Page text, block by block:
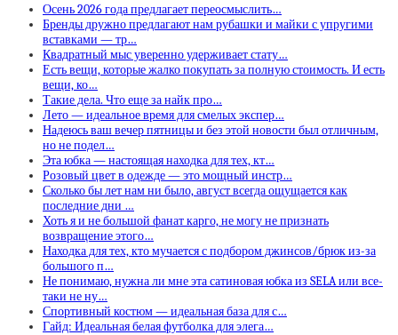
Осень 2026 года предлагает переосмыслить…
Бренды дружно предлагают нам рубашки и майки с упругими
вставками — тр…
Квадратный мыс уверенно удерживает стату…
Есть вещи, которые жалко покупать за полную стоимость. И есть
вещи, ко…
Такие дела. Что еще за найк про…
Лето — идеальное время для смелых экспер…
Надеюсь ваш вечер пятницы и без этой новости был отличным,
но не подел…
Эта юбка — настоящая находка для тех, кт…
Розовый цвет в одежде — это мощный инстр…
Сколько бы лет нам ни было, август всегда ощущается как
последние дни …
Хоть я и не большой фанат карго, не могу не признать
возвращение этого…
Находка для тех, кто мучается с подбором джинсов/брюк из-за
большого п…
Не понимаю, нужна ли мне эта сатиновая юбка из SELA или все-
таки не ну…
Спортивный костюм — идеальная база для с…
Гайд: Идеальная белая футболка для элега…